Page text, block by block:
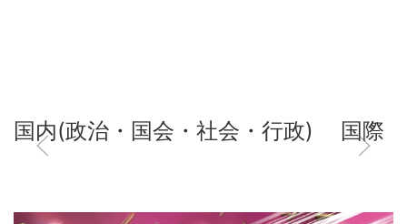
国内(政治・国会・社会・行政) 国際